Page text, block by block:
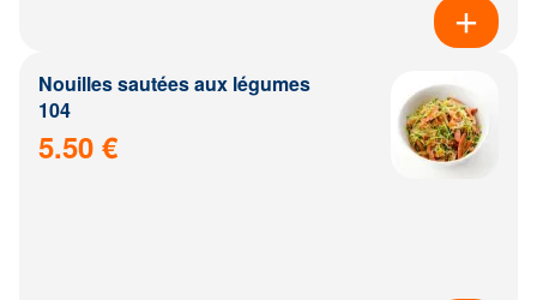
Nouilles sautées aux légumes
104
5.50 €